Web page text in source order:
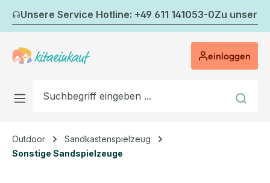
Zum Hauptinhalt springen
Unsere Service Hotline: +49 611 141053-0Zu
einloggen
Outdoor
Sandkastenspielzeug
Sonstige Sandspielzeuge